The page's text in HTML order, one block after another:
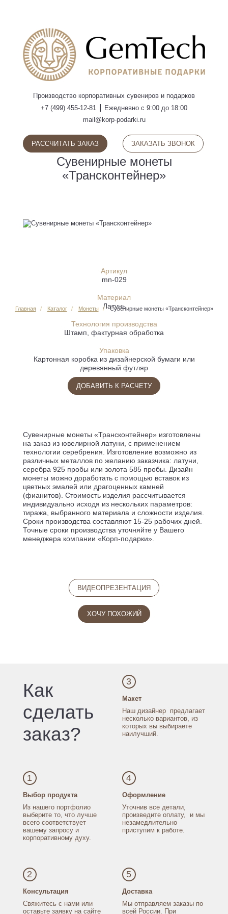
ПОИСК
Производство корпоративных сувениров и подарков
+7 (499) 455-12-81
Ежедневно с 9:00 до 18:00
mail@korp-podarki.ru
ЗАКАЗАТЬ ЗВОНОК
РАССЧИТАТЬ ЗАКАЗ
Главная Каталог Монеты Сувенирные монеты «Трансконтейнер»
Сувенирные монеты
«Трансконтейнер»
Артикул
mn-029
Материал
Латунь
Технология производства
Штамп, фактурная обработка
Упаковка
Картонная коробка из дизайнерской бумаги или
деревянный футляр
ДОБАВИТЬ К РАСЧЕТУ
Сувенирные монеты «Трансконтейнер» изготовлены
на заказ из ювелирной латуни, с применением
технологии серебрения. Изготовление возможно из
различных металлов по желанию заказчика: латуни,
серебра 925 пробы или золота 585 пробы. Дизайн
монеты можно доработать с помощью вставок из
цветных эмалей или драгоценных камней
(фианитов). Стоимость изделия рассчитывается
индивидуально исходя из нескольких параметров:
тиража, выбранного материала и сложности изделия.
Сроки производства составляют 15-25 рабочих дней.
Точные сроки производства уточняйте у Вашего
менеджера компании «Корп-подарки».
ВИДЕОПРЕЗЕНТАЦИЯ
ХОЧУ ПОХОЖИЙ
Как
сделать
заказ?
1
Выбор продукта
Из нашего портфолио
выберите то, что лучше
всего соответствует
вашему запросу и
корпоративному духу.
2
Консультация
Свяжитесь с нами или
оставьте заявку на сайте
3
Макет
Наш дизайнер предлагает
нескольковариантов, из
которых вы выбираете
наилучший.
4
Оформление
Уточнив все детали,
произведите оплату,
и мы
незамедлительно
приступим к работе.
5
Доставка
Мы отправляем заказы по
всей России. При